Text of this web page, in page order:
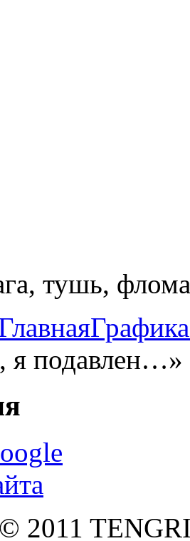
тушь,
Графика
я подавлен…»
2011